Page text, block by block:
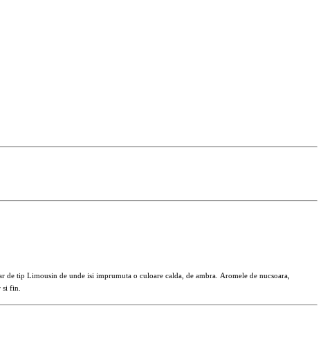
de tip Limousin de unde isi imprumuta o culoare calda, de ambra. Aromele de nucsoara,
fin.